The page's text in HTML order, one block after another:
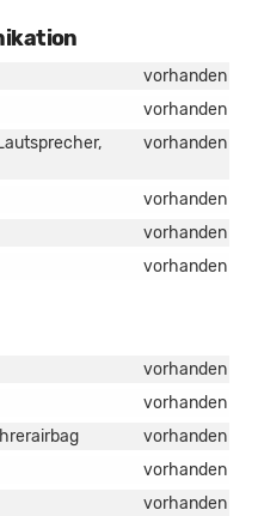
vorhanden
vorhanden
vorhanden
vorhanden
vorhanden
vorhanden
vorhanden
vorhanden
vorhanden
vorhanden
vorhanden